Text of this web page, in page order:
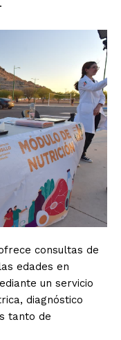
consultas de
edades en
un servicio
diagnóstico
tanto de